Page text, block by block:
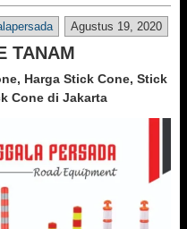
Agustus 19, 2020
TANAM
Harga Stick Cone, Stick
Cone di Jakarta